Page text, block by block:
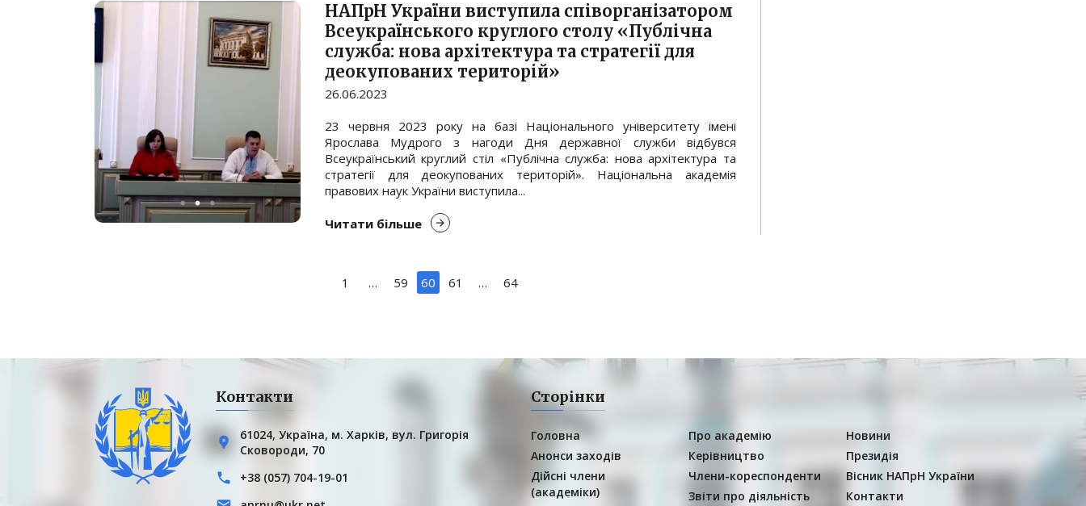
НАПрН України виступила співорганізатором
Всеукраїнського круглого столу «Публічна
служба: нова архітектура та стратегії для
деокупованих територій»
26.06.2023
23 червня 2023 року на базі Національного університету імені
Ярослава Мудрого з нагоди Дня державної служби відбувся
Всеукраїнський круглий стіл «Публічна служба: нова архітектура та
стратегії для деокупованих територій». Національна академія
правових наук України виступила...
Читати більше
1 … 59 60 61 … 64
Контакти
61024, Українa, м. Харків, вул. Григорія
Сковороди, 70
+38 (057) 704-19-01
Сторінки
Головна
Анонси заходів
Дійсні члени
(академіки)
Про академію
Керівництво
Члени-кореспонденти
Звіти про діяльність
Новини
Президія
Вісник НАПрН України
Контакти